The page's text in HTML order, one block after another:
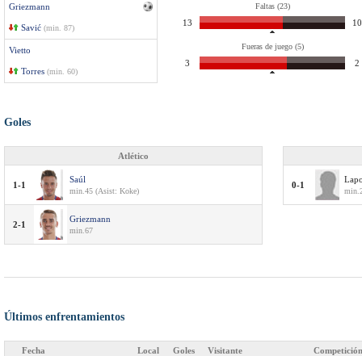
Griezmann
Savić (min. 87)
Vietto
Torres (min. 60)
Faltas (23)
13 10
Fueras de juego (5)
3 2
Goles
Atlético
1-1
Saúl
min.45 (Asist: Koke)
2-1
Griezmann
min.67
0-1
Últimos enfrentamientos
Fecha Local Goles Visitante Competición